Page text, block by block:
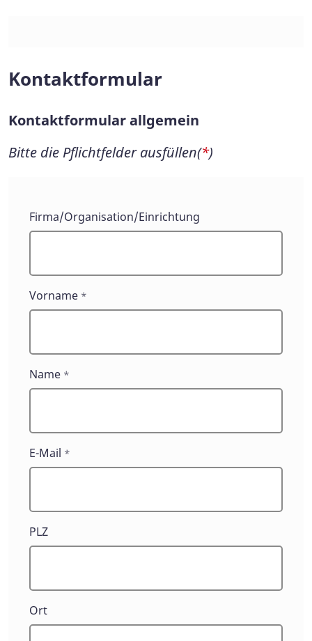
Kontaktformular
Kontaktformular allgemein
Bitte die Pflichtfelder ausfüllen(*)
Kontaktformular
allgemein
Firma/Organisation/Einrichtung
Vorname *
Name *
E-Mail *
PLZ
Ort